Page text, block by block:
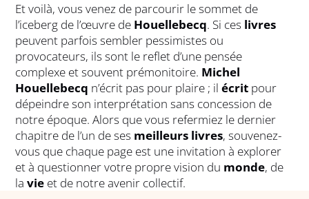
Et voilà, vous venez de parcourir le sommet de
l’iceberg de l’œuvre de Houellebecq. Si ces livres
peuvent parfois sembler pessimistes ou
provocateurs, ils sont le reflet d’une pensée
complexe et souvent prémonitoire. Michel
Houellebecq n’écrit pas pour plaire ; ilécrit pour
dépeindre son interprétation sans concession de
notre époque. Alors que vous refermiez le dernier
chapitre de l’un de ses meilleurs livres, souvenez-
vous que chaque page est une invitation à explorer
et à questionner votre propre vision du monde, de
lavie et de notre avenir collectif.